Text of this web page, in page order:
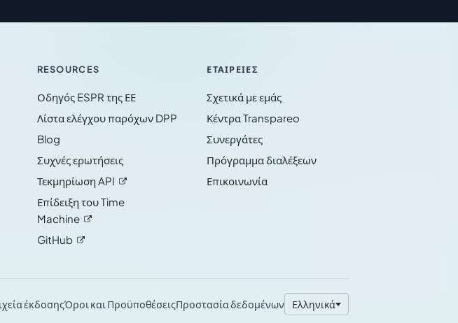
RESOURCES
Οδηγός ESPR της ΕΕ
Λίστα ελέγχου παρόχων DPP
Blog
Συχνές ερωτήσεις
Τεκμηρίωση API
Επίδειξη του Time
Machine
GitHub
ΕΤΑΙΡΕΊΕΣ
Σχετικά με εμάς
Κέντρα Transpareo
Συνεργάτες
Πρόγραμμα διαλέξεων
Επικοινωνία
έκδοσηςΌροι και ΠροϋποθέσειςΠροστασία δεδομένων Ελληνικά